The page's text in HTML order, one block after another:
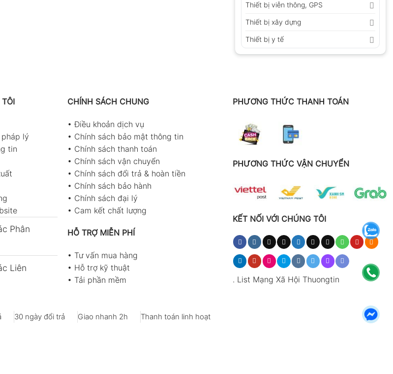
Thiết bị viễn thông, GPS
Thiết bị xây dựng
Thiết bị y tế
lý
tin
Phân
Liên
CHÍNH SÁCH CHUNG
•Điều khoản dịch vụ
• Chính sách bảo mật thông tin
• Chính sách thanh toán
• Chính sách vận chuyển
• Chính sách đổi trả & hoàn tiền
• Chính sách bảo hành
• Chính sách đại lý
• Cam kết chất lượng
HỖ TRỢ MIỄN PHÍ
• Tư vấn mua hàng
• Hỗ trợ kỹ thuật
• Tải phần mềm
PHƯƠNG THỨC THANH TOÁN
PHƯƠNG THỨC VẬN CHUYỂN
KẾT NỐI VỚI CHÚNG TÔI
. List Mạng Xã Hội Thuongtin
30 ngày đổi trả Giao nhanh 2h Thanh toán linh hoạt